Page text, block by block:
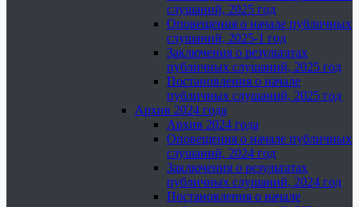
слушаний, 2025 год
Оповещения о начале публичных
слушаний, 2025-1 год
Заключения о результатах
публичных слушаний, 2025 год
Постановления о начале
публичных слушаний, 2025 год
Архив 2024 года
Архив 2024 года
Оповещения о начале публичных
слушаний, 2024 год
Заключения о результатах
публичных слушаний, 2024 год
Постановления о начале